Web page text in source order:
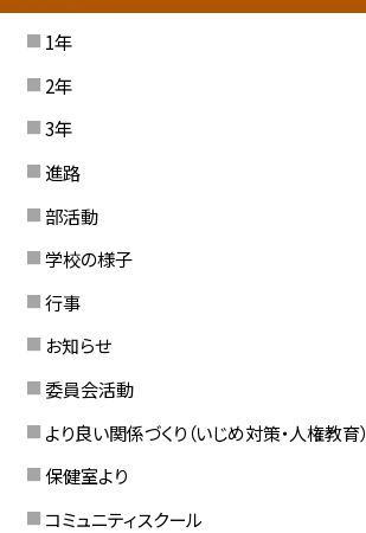
1年
2年
3年
進路
部活動
学校の様子
行事
お知らせ
委員会活動
より良い関係づくり（いじめ対策・人権教育）
保健室より
コミュニティスクール